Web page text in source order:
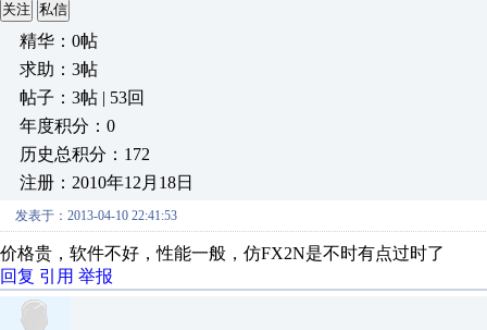
关注 私信
精华：0帖
求助：3帖
帖子：3帖 | 53回
年度积分：0
历史总积分：172
注册：2010年12月18日
发表于：2013-04-10 22:41:53
价格贵，软件不好，性能一般，仿FX2N是不时有点过时了
回复 引用 举报